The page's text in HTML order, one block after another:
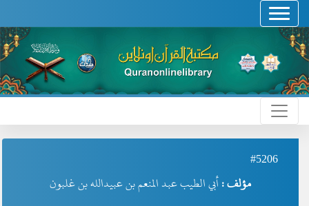
#5206
مؤلف :أبي الطيب عبد المنعم بن عبيدالله بن غلبون